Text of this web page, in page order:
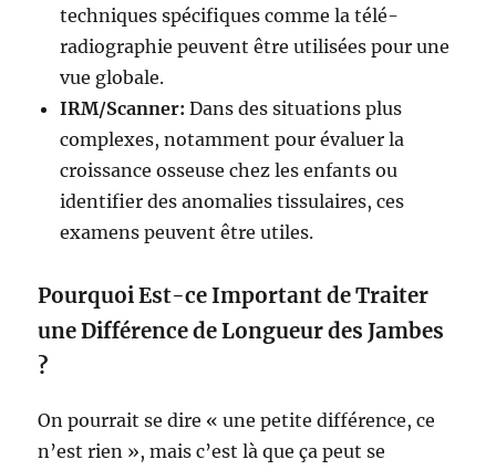
techniques spécifiques comme la télé-
radiographie peuvent être utilisées pour une
vue globale.
IRM/Scanner: Dans des situations plus
complexes, notamment pour évaluer la
croissance osseuse chez les enfants ou
identifier des anomalies tissulaires, ces
examens peuvent être utiles.
Pourquoi Est-ce Important de Traiter
une Différence de Longueur des Jambes
?
On pourrait se dire « une petite différence, ce
n’est rien », mais c’est là que ça peut se